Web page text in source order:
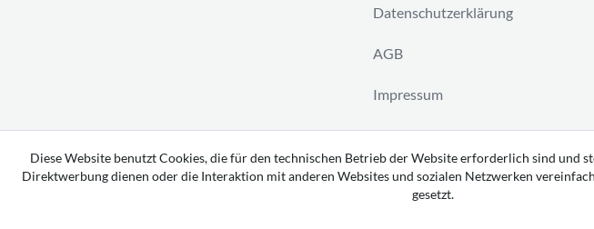
Datenschutzerklärung
AGB
Impressum
Vertrag widerrufen
Diese Website benutzt Cookies, die für den technischen Betrieb der Website erforderlich sind und
Direktwerbung dienen oder die Interaktion mit anderen Websites und sozialen Netzwerken
gesetzt.